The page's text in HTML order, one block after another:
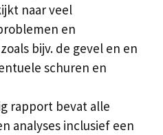
naar veel
en
bijv. de gevel en en
schuren en
rapport bevat alle
analyses inclusief een